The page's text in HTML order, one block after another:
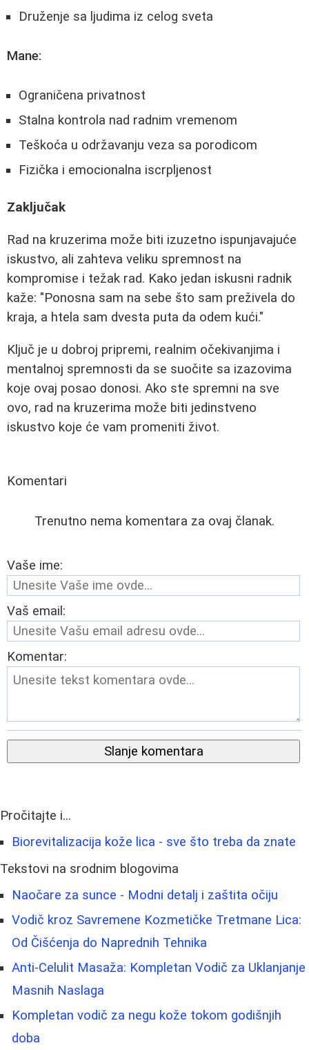
Druženje sa ljudima iz celog sveta
Mane:
Ograničena privatnost
Stalna kontrola nad radnim vremenom
Teškoća u održavanju veza sa porodicom
Fizička i emocionalna iscrpljenost
Zaključak
Rad na kruzerima može biti izuzetno ispunjavajuće
iskustvo, ali zahteva veliku spremnost na
kompromise i težak rad. Kako jedan iskusni radnik
kaže: "Ponosna sam na sebe što sam preživela do
kraja, a htela sam dvesta puta da odem kući."
Ključ je u dobroj pripremi, realnim očekivanjima i
mentalnoj spremnosti da se suočite sa izazovima
koje ovaj posao donosi. Ako ste spremni na sve
ovo, rad na kruzerima može biti jedinstveno
iskustvo koje će vam promeniti život.
Komentari
Trenutno nema komentara za ovaj članak.
Vaše ime:
Vaš email:
Komentar:
Slanje komentara
Pročitajte i...
Biorevitalizacija kože lica - sve što treba da znate
Tekstovi na srodnim blogovima
Naočare za sunce - Modni detalj i zaštita očiju
Vodič kroz Savremene Kozmetičke Tretmane Lica:
Od Čišćenja do Naprednih Tehnika
Anti-Celulit Masaža: Kompletan Vodič za Uklanjanje
Masnih Naslaga
Kompletan vodič za negu kože tokom godišnjih
doba